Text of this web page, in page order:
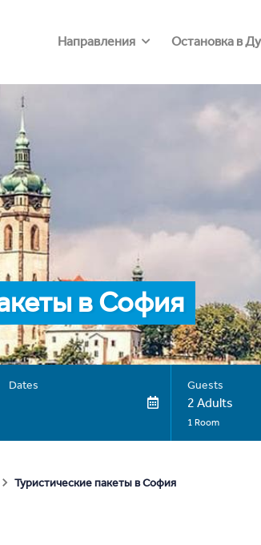
Направления Остановка в
в София
Dates Guests
2 Adults
1 Room
Туристические пакеты в София